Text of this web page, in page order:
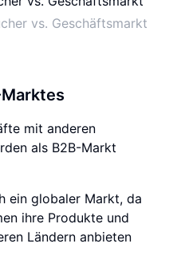
vs. Geschäftsmarkt
mit anderen
als B2B-Markt
ein globaler Markt, da
ihre Produkte und
Ländern anbieten